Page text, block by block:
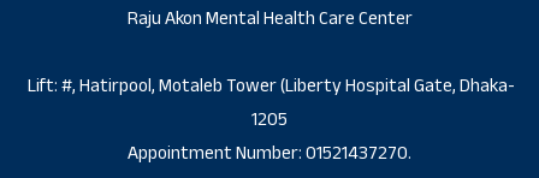
Raju Akon Mental Health Care Center
Lift: #, Hatirpool, Motaleb Tower (Liberty Hospital Gate, Dhaka-
1205
Appointment Number: 01521437270.